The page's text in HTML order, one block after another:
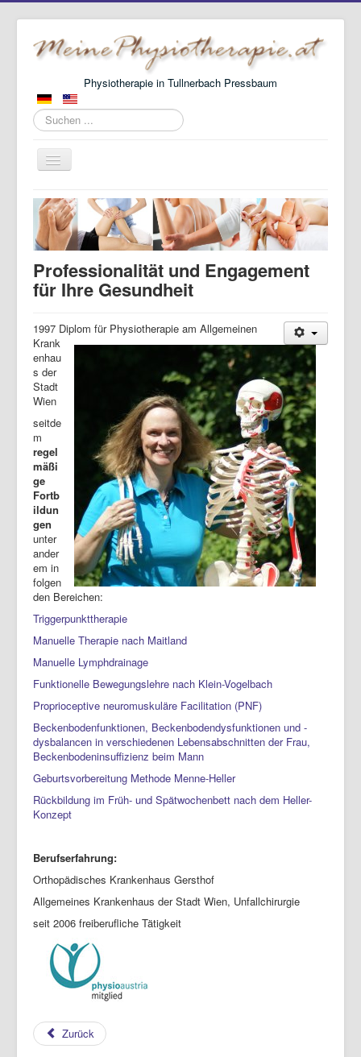
Physiotherapie in Tullnerbach Pressbaum
Suchen
...
Navigation
Hauptseite
Über mich
Aktuelles
Kontakt
Professionalität und Engagement
für Ihre Gesundheit
1997 Diplom für Physiotherapie am Allgemeinen
Krank
enhau
s der
Stadt
Wien
seitde
m
regel
mäßi
ge
Fortb
ildun
gen
unter
ander
em in
folgen
den Bereichen:
Triggerpunkttherapie
Manuelle Therapie nach Maitland
Manuelle Lymphdrainage
Funktionelle Bewegungslehre nach Klein-Vogelbach
Proprioceptive neuromuskuläre Facilitation (PNF)
Beckenbodenfunktionen, Beckenbodendysfunktionen und -
dysbalancen in verschiedenen Lebensabschnitten der Frau,
Beckenbodeninsuffizienz beim Mann
Geburtsvorbereitung Methode Menne-Heller
Rückbildung im Früh- und Spätwochenbett nach dem Heller-
Konzept
Berufserfahrung:
Orthopädisches Krankenhaus Gersthof
Allgemeines Krankenhaus der Stadt Wien, Unfallchirurgie
seit 2006 freiberufliche Tätigkeit
Zurück